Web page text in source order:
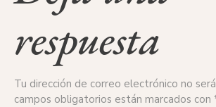
respuesta
Tu dirección de correo electrónico no
campos obligatorios están marcados con